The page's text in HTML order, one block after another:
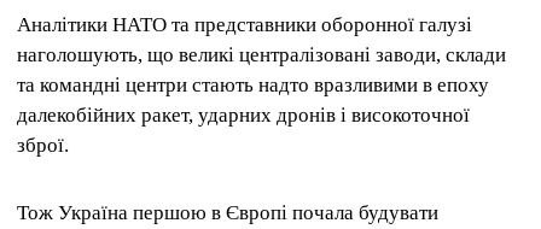
Аналітики НАТО та представники оборонної галузі
наголошують, що великі централізовані заводи, склади
та командні центри стають надто вразливими в епоху
далекобійних ракет, ударних дронів і високоточної
зброї.
Тож Україна першою в Європі почала будувати